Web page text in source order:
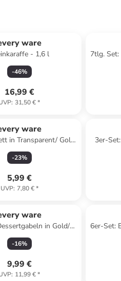
ware
Weinkaraffe - 1,6 l
-46%
16,99 €
: 31,50 €*
7tlg. Set:
in
ware
in Transparent/ Gold
x (B)28 cm
-23%
5,99 €
UVP: 7,80 €*
3er-
ware
in Gold/
- (L)15,5 cm
-16%
9,99 €
: 11,99 €*
6er-Set: